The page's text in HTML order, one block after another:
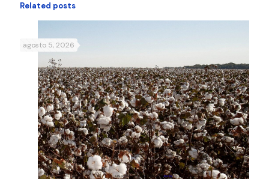
Related posts
agosto 5, 2026